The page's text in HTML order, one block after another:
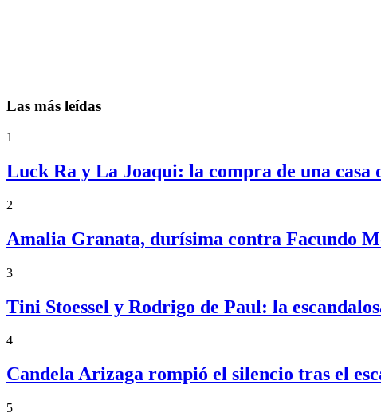
Las más leídas
1
Luck Ra y La Joaqui: la compra de una casa
2
Amalia Granata, durísima contra Facundo
3
Tini Stoessel y Rodrigo de Paul: la
4
Candela Arizaga rompió el silencio tras el
5